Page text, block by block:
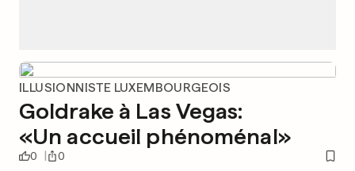
ILLUSIONNISTE LUXEMBOURGEOIS
Goldrake à Las Vegas:
«Un accueil phénoménal»
0 0